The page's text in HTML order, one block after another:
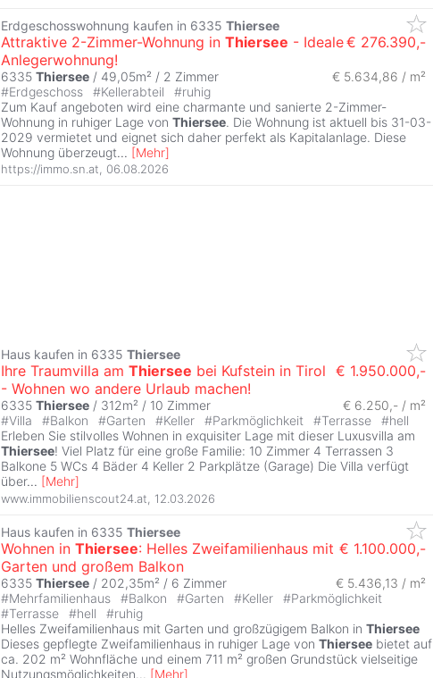
Erdgeschosswohnung kaufen in 6335 Thiersee
Attraktive 2-Zimmer-Wohnung in Thiersee - Ideale
Anlegerwohnung!
€ 276.390,-
6335 Thiersee / 49,05m² / 2 Zimmer
€ 5.634,86 / m²
#Erdgeschoss #Kellerabteil #ruhig
Zum Kauf angeboten wird eine charmante und sanierte 2-Zimmer-
Wohnung in ruhiger Lage von Thiersee. Die Wohnung ist aktuell bis 31-03-
2029 vermietet und eignet sich daher perfekt als Kapitalanlage. Diese
Wohnung überzeugt... [Mehr]
https://immo.sn.at, 06.08.2026
Haus kaufen in 6335 Thiersee
Ihre Traumvilla am Thiersee bei Kufstein in Tirol
- Wohnen wo andere Urlaub machen!
€ 1.950.000,-
6335 Thiersee / 312m² / 10 Zimmer
€ 6.250,- / m²
#Villa #Balkon #Garten #Keller #Parkmöglichkeit #Terrasse #hell
Erleben Sie stilvolles Wohnen in exquisiter Lage mit dieser Luxusvilla am
Thiersee! Viel Platz für eine große Familie: 10 Zimmer 4 Terrassen 3
Balkone 5 WCs 4 Bäder 4 Keller 2 Parkplätze (Garage) Die Villa verfügt
über... [Mehr]
www.immobilienscout24.at 12.03.2026
Haus kaufen in 6335 Thiersee
Wohnen in Thiersee: Helles Zweifamilienhaus mit
Garten und großem Balkon
€ 1.100.000,-
6335 Thiersee / 202,35m² / 6 Zimmer
€ 5.436,13 / m²
#Mehrfamilienhaus #Balkon #Garten #Keller #Parkmöglichkeit
#Terrasse #hell #ruhig
Helles Zweifamilienhaus mit Garten und großzügigem Balkon in Thiersee
Dieses gepflegte Zweifamilienhaus in ruhiger Lage von Thiersee bietet auf
ca. 202 m² Wohnfläche und einem 711 m² großen Grundstück vielseitige
Nutzungsmöglichkeiten... [Mehr]